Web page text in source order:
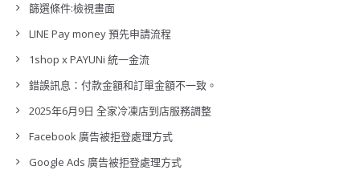
篩選條件:檢視畫面
LINE Pay money 預先申請流程
1shop x PAYUNi 統一金流
錯誤訊息：付款金額和訂單金額不一致。
2025年6月9日 全家冷凍店到店服務調整
Facebook 廣告被拒登處理方式
Google Ads 廣告被拒登處理方式